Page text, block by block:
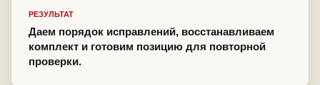
РЕЗУЛЬТАТ
Даем порядок исправлений, восстанавливаем
комплект и готовим позицию для повторной
проверки.